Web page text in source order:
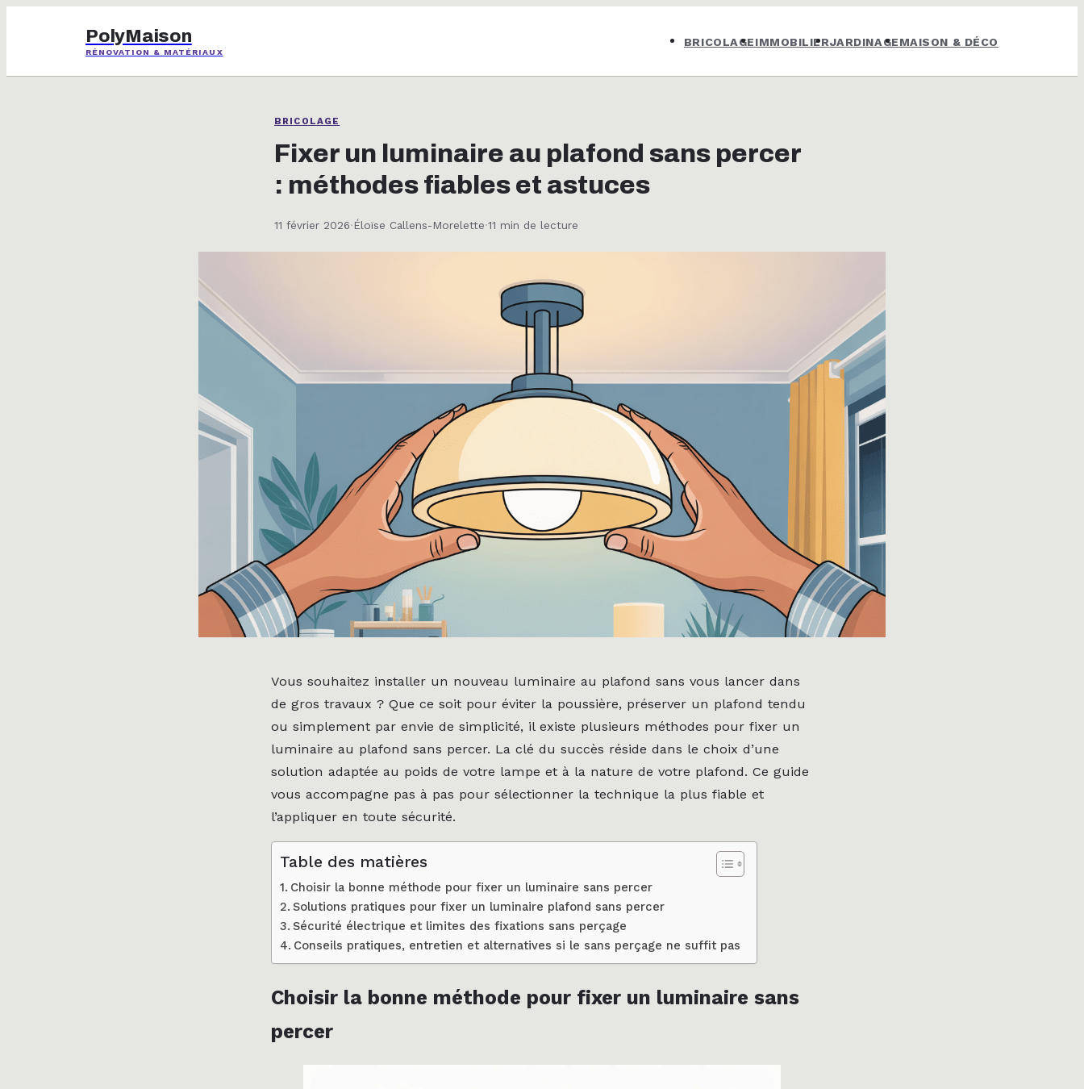
PolyMaison
RÉNOVATION & MATÉRIAUX
BRICOLAGEIMMOBILIERJARDINAGEMAISON & DÉCO
BRICOLAGE
Fixer un luminaire au plafond sans percer
: méthodes fiables et astuces
11 février 2026·Éloïse Callens-Morelette·11 min de lecture
Vous souhaitez installer un nouveau luminaire au plafond sans vous lancer dans
de gros travaux ? Que ce soit pour éviter la poussière, préserver un plafond tendu
ou simplement par envie de simplicité, il existe plusieurs méthodes pour fixer un
luminaire au plafond sans percer. La clé du succès réside dans le choix d’une
solution adaptée au poids de votre lampe et à la nature de votre plafond. Ce guide
vous accompagne pas à pas pour sélectionner la technique la plus fiable et
l’appliquer en toute sécurité.
Table des matières
Choisir la bonne méthode pour fixer un luminaire sans percer
Solutions pratiques pour fixer un luminaire plafond sans percer
Sécurité électrique et limites des fixations sans perçage
Conseils pratiques, entretien et alternatives si le sans perçage ne suffit pas
Choisir la bonne méthode pour fixer un luminaire sans
percer